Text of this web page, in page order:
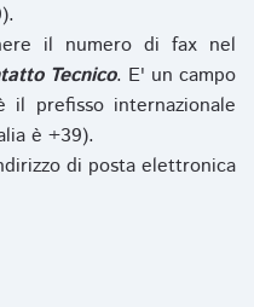
il numero di fax nel
Tecnico. E' un campo
prefisso internazionale
è +39).
di posta elettronica